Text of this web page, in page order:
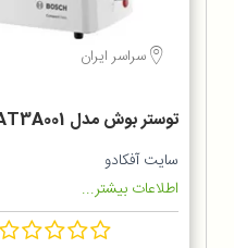
سراسر ایران
توستر بوش مدل TAT3A001
سایت آفکادو
اطلاعات بیشتر...